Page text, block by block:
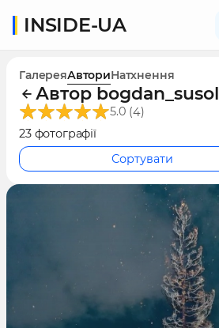
INSIDE-UA
ГалереяАвториНатхнення
Автор bogdan_susol
5.0 (4)
23 фотографії
Сортувати